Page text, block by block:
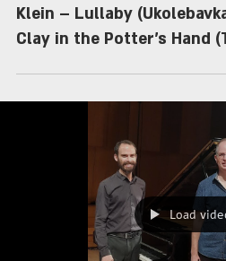
Klein – Lullaby
Clay in the Potter's Hand
Load